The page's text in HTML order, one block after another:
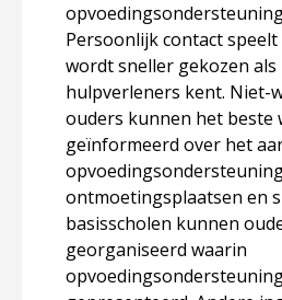
Persoonlijk contact
wordt sneller gekozen als
hulpverleners kent. Niet-
ouders kunnen het beste
geïnformeerd over het
ontmoetingsplaatsen en
basisscholen kunnen
georganiseerd waarin